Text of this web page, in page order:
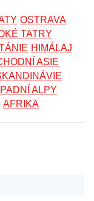
OSTRAVA
TATRY
HIMÁLAJ
ASIE
ALPY
AFRIKA